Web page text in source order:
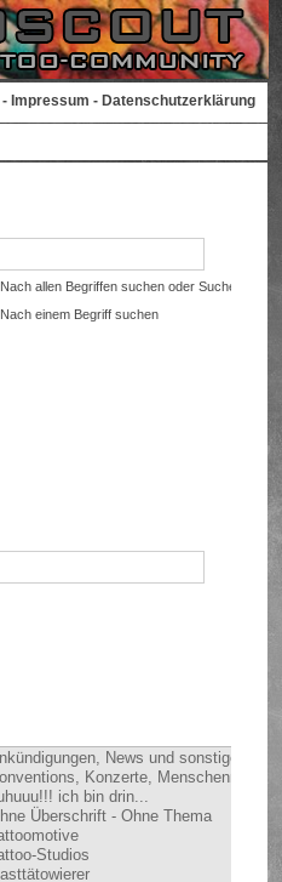
- Impressum - Datenschutzerklärung
Nach allen Begriffen suchen oder Suche wie
Nach einem Begriff suchen